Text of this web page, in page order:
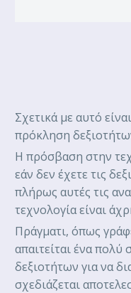
Σχετικά με αυτό
πρόκληση
Η πρόσβαση στην
εάν δεν έχετε τις
πλήρως αυτές τις
τεχνολογία είναι
Πράγματι, όπως
απαιτείται ένα
δεξιοτήτων για να
σχεδιάζεται